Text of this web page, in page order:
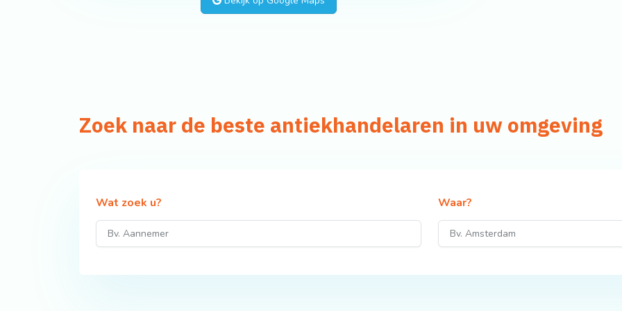
Zoek naar de beste antiekhandelaren in uw omgeving
Wat zoek u? Waar?